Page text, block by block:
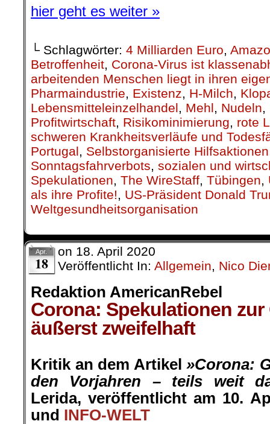
hier geht es weiter »
└ Schlagwörter: 4 Milliarden Euro,
Betroffenheit, Corona-Virus ist
arbeitenden Menschen liegt in ihren
Pharmaindustrie, Existenz, H-Milch,
Lebensmitteleinzelhandel, Mehl, Nudeln,
Profitwirtschaft, Risikominimierung, rote
schweren Krankheitsverläufe und
Portugal, Selbstorganisierte Hilfsaktionen
Sonntagsfahrverbots, sozialen und
Spekulationen, The WireStaff, Tübingen,
als ihre Profite!, US-Präsident Donald
Weltgesundheitsorganisation
Apr.
18
on 18. April 2020
Veröffentlicht In: Allgemein, Nico
Redaktion AmericanRebel
Corona: Spekulationen
äußerst zweifelhaft
Kritik an dem Artikel »Corona:
den Vorjahren – teils weit
Lerida, veröffentlicht am 10.
und INFO-WELT